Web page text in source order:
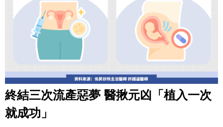
終結三次流產惡夢 醫揪元凶「植入一次
就成功」